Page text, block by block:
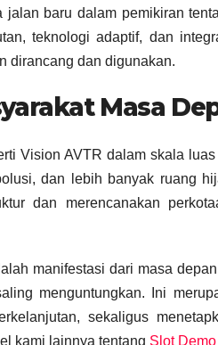
jalan baru dalam pemikiran
teknologi adaptif, dan
dirancang dan digunakan.
Masa
Vision AVTR dalam skala
dan lebih banyak ruang
dan merencanakan
manifestasi dari masa
menguntungkan. Ini
sekaligus
kami lainnya tentang Slot